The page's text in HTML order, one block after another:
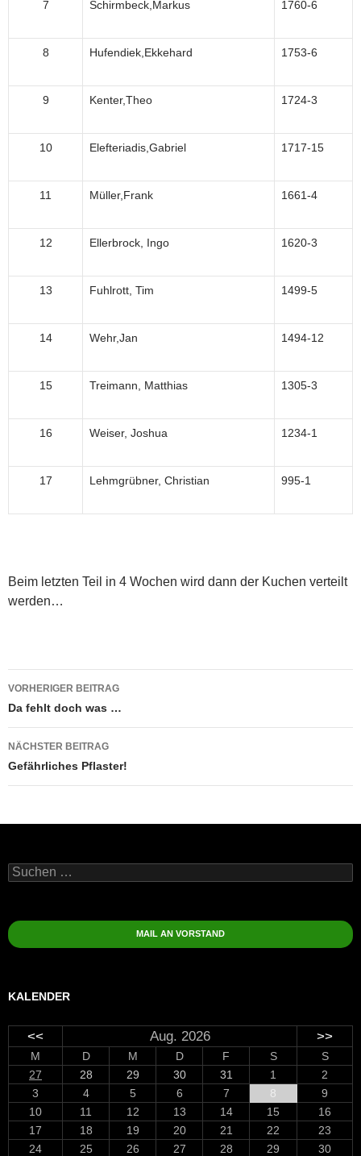
7 Schirmbeck,Markus 1760-6
8 Hufendiek,Ekkehard 1753-6
9 Kenter,Theo 1724-3
10 Elefteriadis,Gabriel 1717-15
11 Müller,Frank 1661-4
12 Ellerbrock, Ingo 1620-3
13 Fuhlrott, Tim 1499-5
14 Wehr,Jan 1494-12
15 Treimann, Matthias 1305-3
16 Weiser, Joshua 1234-1
17 Lehmgrübner, Christian 995-1
Beim letzten Teil in 4 Wochen wird dann der Kuchen verteilt
werden…
Beitragsnavigation
VORHERIGER BEITRAG
Da fehlt doch was …
NÄCHSTER BEITRAG
Gefährliches Pflaster!
Suchen
nach:
MAIL AN VORSTAND
KALENDER
<< Aug. 2026 >>
M D M D F S
S
27
28 29 30 31 1
2
3
4 5 6 7 8
9
10
11 12 13 14 15
16
17
18 19 20 21 22
23
24
25 26 27 28 29
30